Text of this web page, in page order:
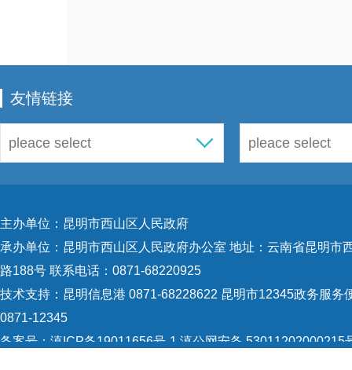
友情链接
主办单位：昆明市西山区人民政府
承办单位：昆明市西山区人民政府办公室 地址：云南省昆明市
路188号 联系电话：0871-68220925
技术支持： 昆明信息港 0871-68228622 昆明市12345政务服务
0871-12345
备案号： 滇ICP备19011656号-1 滇公网安备 53011202000215